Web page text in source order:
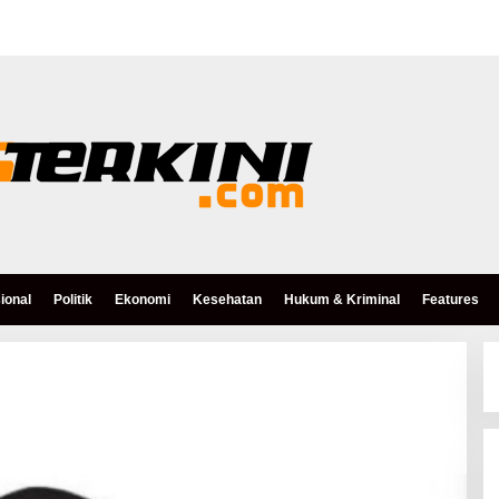
Politik Ekonomi Kesehatan Hukum & Kriminal Features